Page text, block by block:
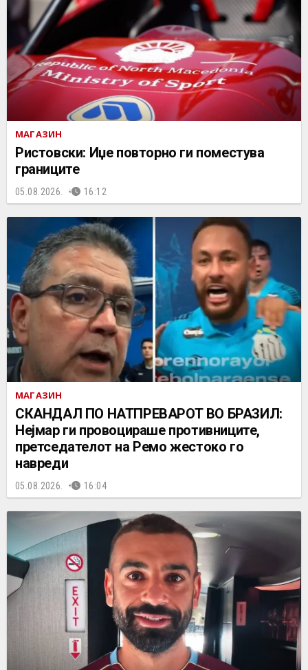
МАГАЗИН
Ристовски: Иџе повторно ги поместува
границите
05.08.2026. 16:12
МАГАЗИН
СКАНДАЛ ПО НАТПРЕВАРОТ ВО БРАЗИЛ:
Нејмар ги провоцираше противниците,
претседателот на Ремо жестоко го
навреди
05.08.2026. 16:04